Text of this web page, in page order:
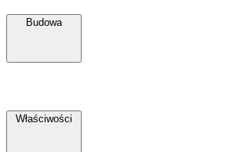
Budowa
Właściwości